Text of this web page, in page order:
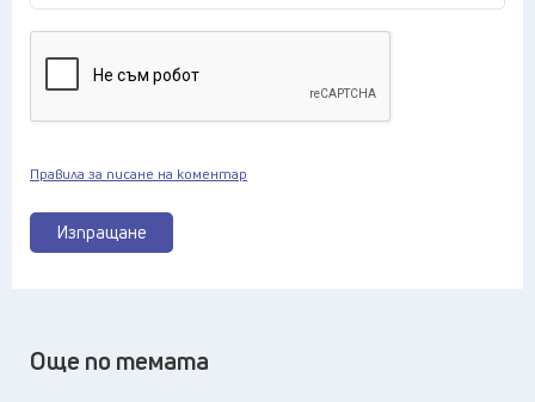
Изпращане
Правила за писане на коментар
Още по темата